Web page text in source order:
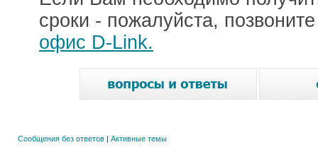
сроки - пожалуйста,
офис D-Link.
Сообщения без ответов | Активные темы